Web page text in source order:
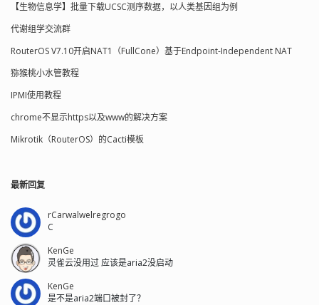
【生物信息学】批量下载UCSC测序数据，以人类基因组为例
代谢组学交流群
RouterOS V7.10开启NAT1（FullCone）基于Endpoint-Independent NAT
猕猴桃小水管教程
IPMI使用教程
chrome不显示https以及www的解决方案
Mikrotik（RouterOS）的Cacti模板
最新回复
rCarwalwelregrogo
C
KenGe
灵雀云没用过 应该是aria2没启动
KenGe
是不是aria2端口被封了？